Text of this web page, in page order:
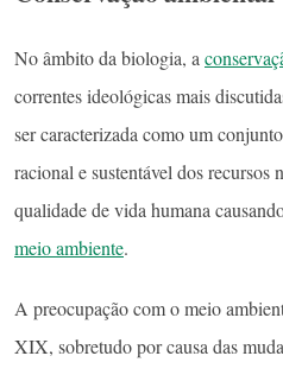
No âmbito da biologia, a
correntes ideológicas mais
ser caracterizada como um
racional e sustentável dos recursos
qualidade de vida humana
meio ambiente.
A preocupação com o meio
XIX, sobretudo por causa das